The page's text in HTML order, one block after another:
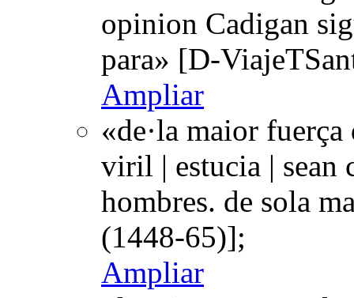
opinion Cadigan
para» [D-
Ampliar
«de·la maior fuerça
viril | estucia | sean
hombres. de sola
(1448-65)];
Ampliar